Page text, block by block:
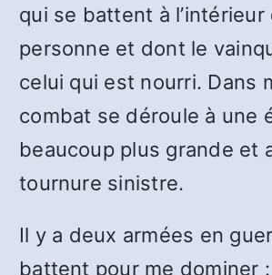
qui se battent à l’intérieur
personne et dont le
celui qui est nourri. Dans
combat se déroule à une
beaucoup plus grande et
tournure sinistre.
Il y a deux armées en
battent pour me dominer